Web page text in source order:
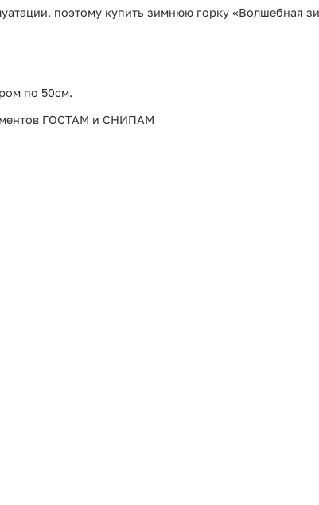
поэтому купить зимнюю горку «Волшебная
по 50см.
ГОСТАМ и СНИПАМ